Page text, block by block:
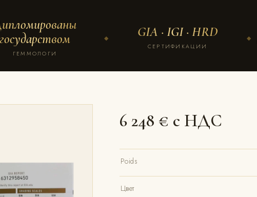
государством
ГЕММОЛОГИ
◆ GIA · IGI · HRD
СЕРТИФИКАЦИИ
◆
6 248 € с НДС
Poids
Цвет